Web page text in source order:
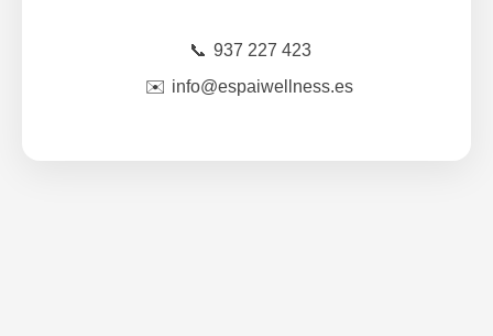
📞 937 227 423
✉️ info@espaiwellness.es